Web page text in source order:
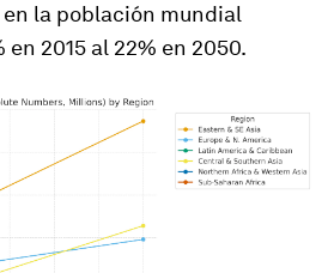
la población mundial
en 2015 al 22% en 2050.